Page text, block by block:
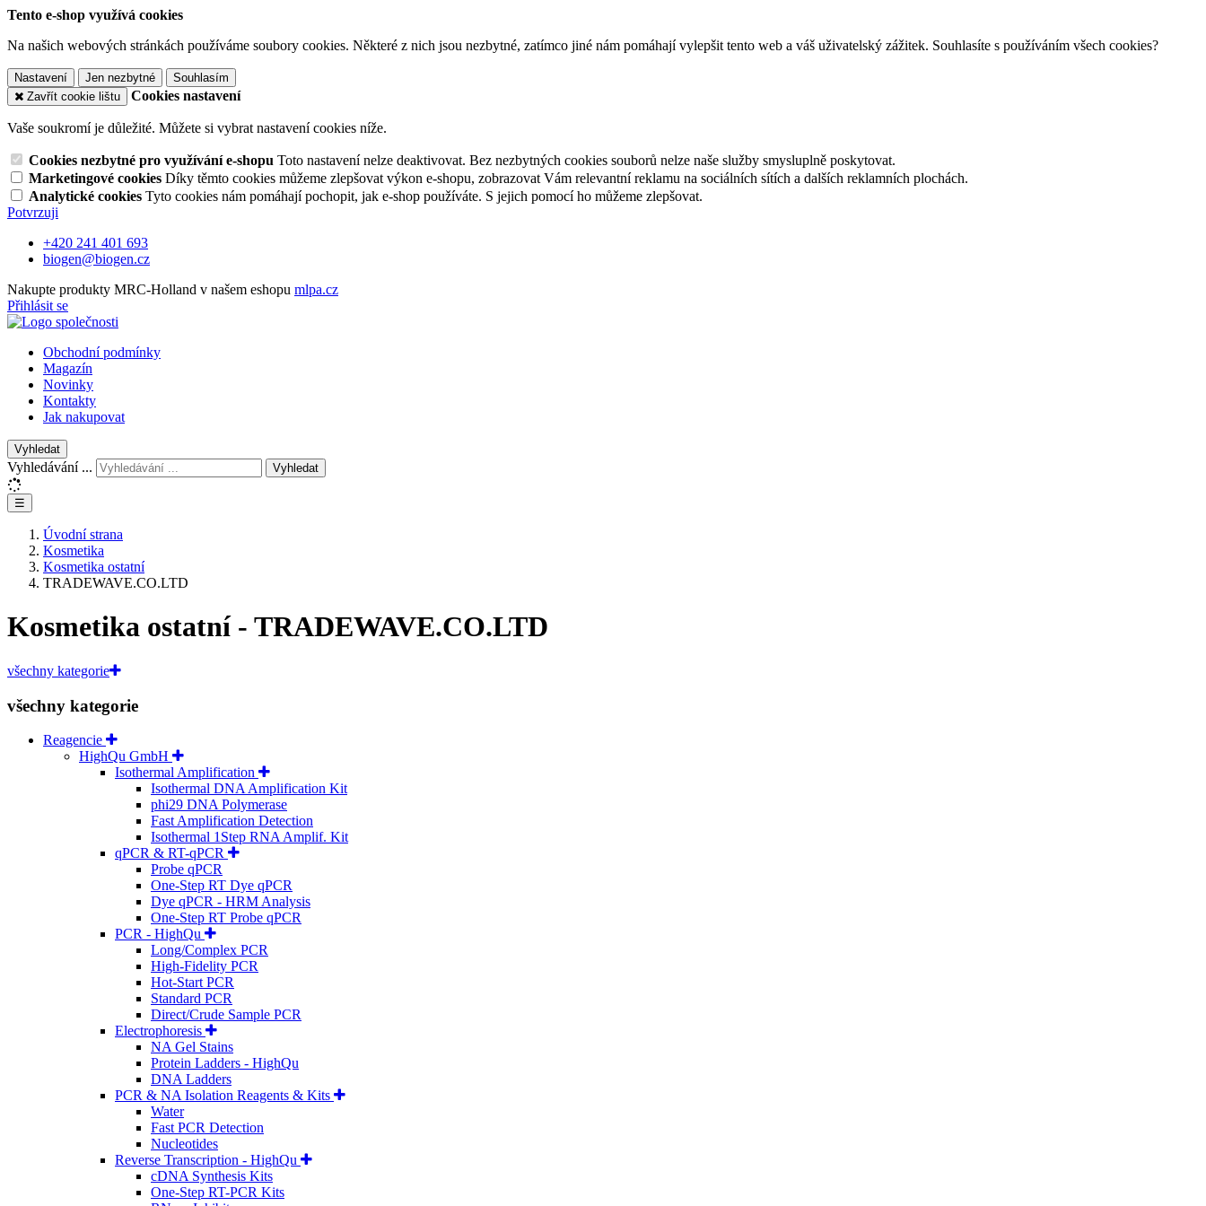
Tento e-shop využívá cookies
Na našich webových stránkách používáme soubory cookies. Některé z nich jsou nezbytné, zatímco jiné nám pomáhají vylepšit tento web a váš uživatelský zážitek. Souhlasíte s používáním všech cookies?
Nastavení Jen nezbytné
Souhlasím
Zavřít cookie lištu
Cookies nastavení
Vaše soukromí je důležité. Můžete si vybrat nastavení cookies níže.
Cookies nezbytné pro využívání e-shopu Toto nastavení nelze deaktivovat. Bez nezbytných cookies souborů nelze naše služby smysluplně poskytovat.
Marketingové cookies Díky těmto cookies můžeme zlepšovat výkon e-shopu, zobrazovat Vám relevantní reklamu na sociálních sítích a dalších reklamních plochách.
Analytické cookies Tyto cookies nám pomáhají pochopit, jak e-shop používáte. S jejich pomocí ho můžeme zlepšovat.
Potvrzuji
+420 241 401 693
biogen@biogen.cz
Nakupte produkty MRC-Holland v našem eshopu mlpa.cz
Přihlásit se
Obchodní podmínky
Magazín
Novinky
Kontakty
Jak nakupovat
Vyhledat
Vyhledávání ... Vyhledat
☰
Úvodní strana
Kosmetika
Kosmetika ostatní
TRADEWAVE.CO.LTD
Kosmetika ostatní - TRADEWAVE.CO.LTD
všechny kategorie
všechny kategorie
Reagencie
HighQu GmbH
Isothermal Amplification
Isothermal DNA Amplification Kit
phi29 DNA Polymerase
Fast Amplification Detection
Isothermal 1Step RNA Amplif. Kit
qPCR & RT-qPCR
Probe qPCR
One-Step RT Dye qPCR
Dye qPCR - HRM Analysis
One-Step RT Probe qPCR
PCR - HighQu
Long/Complex PCR
High-Fidelity PCR
Hot-Start PCR
Standard PCR
Direct/Crude Sample PCR
Electrophoresis
NA Gel Stains
Protein Ladders - HighQu
DNA Ladders
PCR & NA Isolation Reagents & Kits
Water
Fast PCR Detection
Nucleotides
Reverse Transcription - HighQu
cDNA Synthesis Kits
One-Step RT-PCR Kits